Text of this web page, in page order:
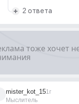
2 ответа
mister_kot_15
Мыслитель
1г